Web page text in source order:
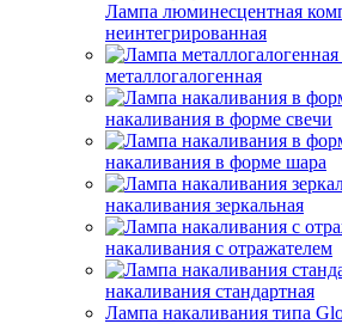
Лампа люминесцентная
неинтегрированная
металлогалогенная
накаливания в форме свечи
накаливания в форме шара
накаливания зеркальная
накаливания с отражателем
накаливания стандартная
Лампа накаливания типа